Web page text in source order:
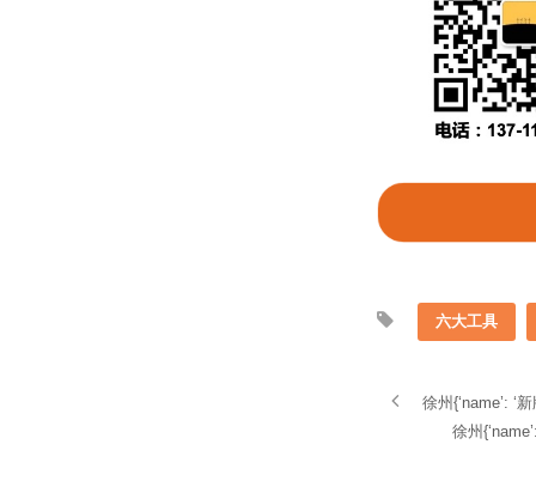
六大工具
徐州{‘name’: ‘
徐州